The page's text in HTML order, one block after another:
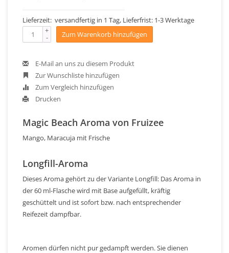
Lieferzeit: versandfertig in 1 Tag, Lieferfrist: 1-3 Werktage
+
- Zum Warenkorb hinzufügen
E-Mail an uns zu diesem Produkt
Zur Wunschliste hinzufügen
Zum Vergleich hinzufügen
Drucken
Magic Beach Aroma von Fruizee
Mango, Maracuja mit Frische
Longfill-Aroma
Dieses Aroma gehört zu der Variante Longfill: Das Aroma in
der 60 ml-Flasche wird mit Base aufgefüllt, kräftig
geschüttelt und ist sofort bzw. nach entsprechender
Reifezeit dampfbar.
Aromen dürfen nicht pur gedampft werden. Sie dienen